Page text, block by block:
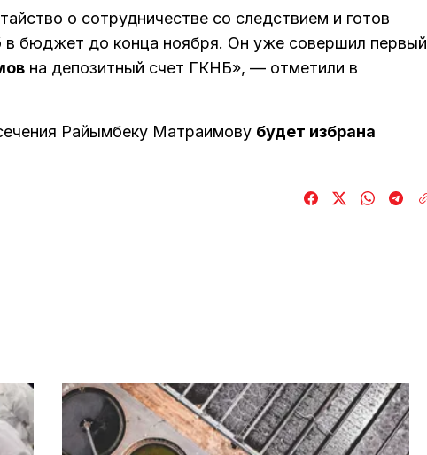
о сотрудничестве со следствием и готов
в бюджет до конца ноября. Он уже совершил первый
на депозитный счет ГКНБ», — отметили в
Райымбеку Матраимову будет избрана